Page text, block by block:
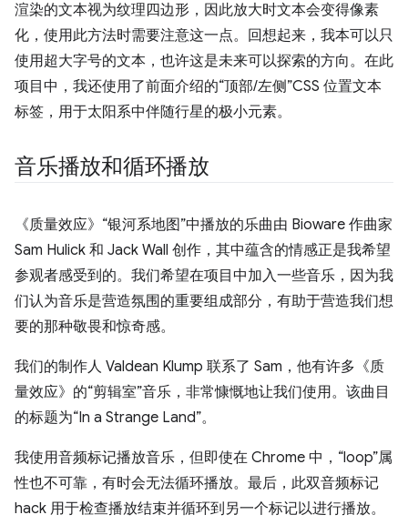
渲染的文本视为纹理四边形，因此放大时文本会变得像素
化，使用此方法时需要注意这一点。回想起来，我本可以只
使用超大字号的文本，也许这是未来可以探索的方向。在此
项目中，我还使用了前面介绍的“顶部/左侧”CSS 位置文本
标签，用于太阳系中伴随行星的极小元素。
音乐播放和循环播放
《质量效应》“银河系地图”中播放的乐曲由 Bioware 作曲家
Sam Hulick 和 Jack Wall 创作，其中蕴含的情感正是我希望
参观者感受到的。我们希望在项目中加入一些音乐，因为我
们认为音乐是营造氛围的重要组成部分，有助于营造我们想
要的那种敬畏和惊奇感。
我们的制作人 Valdean Klump 联系了 Sam，他有许多《质
量效应》的“剪辑室”音乐，非常慷慨地让我们使用。该曲目
的标题为“In a Strange Land”。
我使用音频标记播放音乐，但即使在 Chrome 中，“loop”属
性也不可靠，有时会无法循环播放。最后，此双音频标记
hack 用于检查播放结束并循环到另一个标记以进行播放。